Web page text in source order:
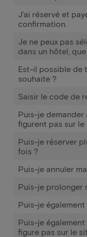
J'ai réservé et
confirmation.
Je ne peux pas
dans un hôtel,
Est-il possible de
souhaite ?
Saisir le code de
Puis-je
figurent pas sur
Puis-je réserver
fois ?
Puis-je annuler
Puis-je prolonger
Puis-je
Puis-je
figure pas sur le